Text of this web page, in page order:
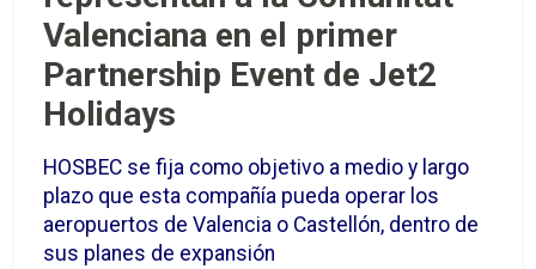
Valenciana en el primer
Partnership Event de Jet2
Holidays
HOSBEC se fija como objetivo a medio y largo
plazo que esta compañía pueda operar los
aeropuertos de Valencia o Castellón, dentro de
sus planes de expansión